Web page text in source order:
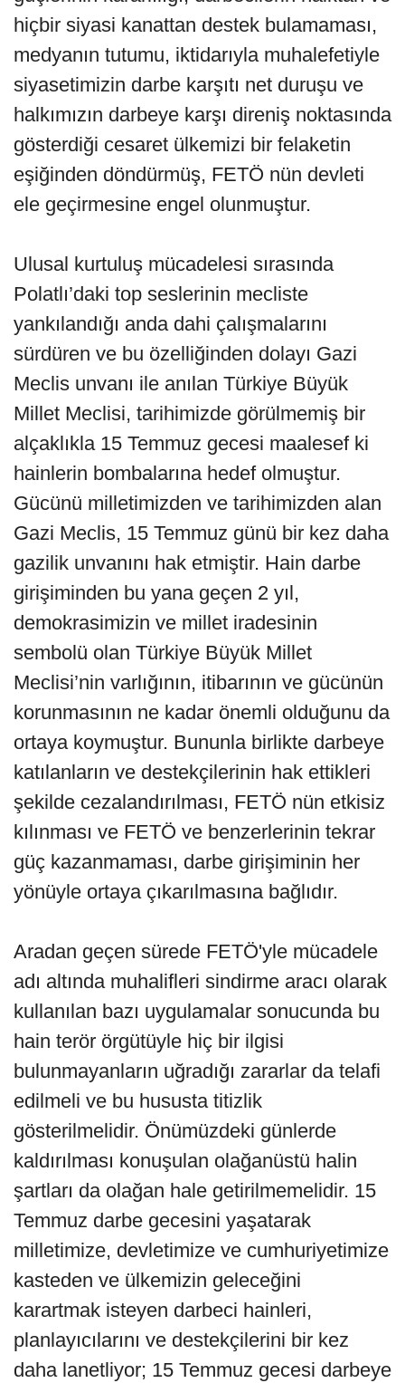
hiçbir siyasi kanattan destek bulamaması,
medyanın tutumu, iktidarıyla muhalefetiyle
siyasetimizin darbe karşıtı net duruşu ve
halkımızın darbeye karşı direniş noktasında
gösterdiği cesaret ülkemizi bir felaketin
eşiğinden döndürmüş, FETÖ nün devleti
ele geçirmesine engel olunmuştur.
Ulusal kurtuluş mücadelesi sırasında
Polatlı’daki top seslerinin mecliste
yankılandığı anda dahi çalışmalarını
sürdüren ve bu özelliğinden dolayı Gazi
Meclis unvanı ile anılan Türkiye Büyük
Millet Meclisi, tarihimizde görülmemiş bir
alçaklıkla 15 Temmuz gecesi maalesef ki
hainlerin bombalarına hedef olmuştur.
Gücünü milletimizden ve tarihimizden alan
Gazi Meclis, 15 Temmuz günü bir kez daha
gazilik unvanını hak etmiştir. Hain darbe
girişiminden bu yana geçen 2 yıl,
demokrasimizin ve millet iradesinin
sembolü olan Türkiye Büyük Millet
Meclisi’nin varlığının, itibarının ve gücünün
korunmasının ne kadar önemli olduğunu da
ortaya koymuştur. Bununla birlikte darbeye
katılanların ve destekçilerinin hak ettikleri
şekilde cezalandırılması, FETÖ nün etkisiz
kılınması ve FETÖ ve benzerlerinin tekrar
güç kazanmaması, darbe girişiminin her
yönüyle ortaya çıkarılmasına bağlıdır.
Aradan geçen sürede FETÖ'yle mücadele
adı altında muhalifleri sindirme aracı olarak
kullanılan bazı uygulamalar sonucunda bu
hain terör örgütüyle hiç bir ilgisi
bulunmayanların uğradığı zararlar da telafi
edilmeli ve bu hususta titizlik
gösterilmelidir. Önümüzdeki günlerde
kaldırılması konuşulan olağanüstü halin
şartları da olağan hale getirilmemelidir. 15
Temmuz darbe gecesini yaşatarak
milletimize, devletimize ve cumhuriyetimize
kasteden ve ülkemizin geleceğini
karartmak isteyen darbeci hainleri,
planlayıcılarını ve destekçilerini bir kez
daha lanetliyor; 15 Temmuz gecesi darbeye